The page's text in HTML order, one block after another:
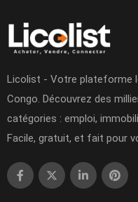
Licolist - Votre plateforme
Congo. Découvrez des
catégories : emploi,
Facile, gratuit, et fait pour